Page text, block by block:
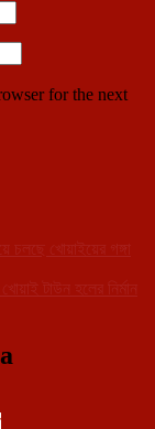
for the next
চলছে খোয়াইয়ের গঙ্গা
টাউন হলের নির্মান